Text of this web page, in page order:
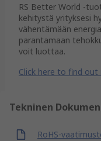
RS Better World -
kehitystä yrityksesi
vähentämään
parantamaan
voit luottaa.
Click here to find out
Tekninen
RoHS-